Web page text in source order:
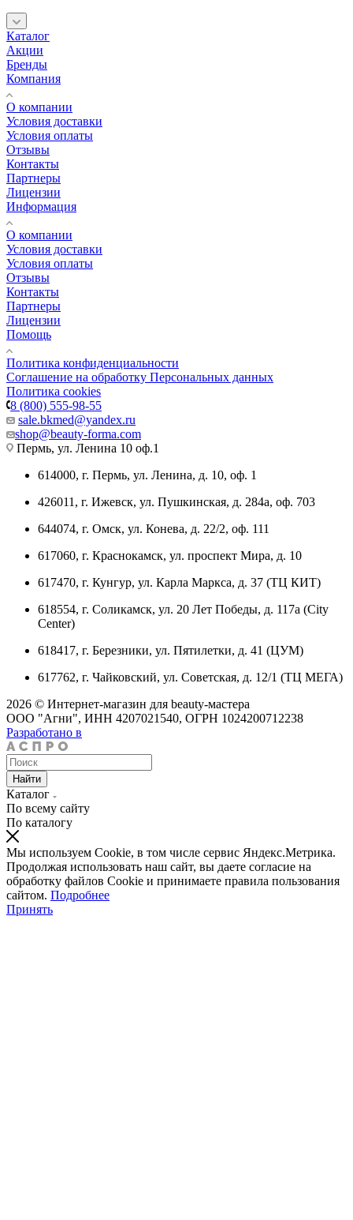
Каталог
Акции
Бренды
Компания
О компании
Условия доставки
Условия оплаты
Отзывы
Контакты
Партнеры
Лицензии
Информация
О компании
Условия доставки
Условия оплаты
Отзывы
Контакты
Партнеры
Лицензии
Помощь
Политика конфиденциальности
Соглашение на обработку Персональных данных
Политика cookies
8 (800) 555-98-55
sale.bkmed@yandex.ru
shop@beauty-forma.com
Пермь, ул. Ленина 10 оф.1
614000, г. Пермь, ул. Ленина, д. 10, оф. 1
426011, г. Ижевск, ул. Пушкинская, д. 284а, оф. 703
644074, г. Омск, ул. Конева, д. 22/2, оф. 111
617060, г. Краснокамск, ул. проспект Мира, д. 10
617470, г. Кунгур, ул. Карла Маркса, д. 37 (ТЦ КИТ)
618554, г. Соликамск, ул. 20 Лет Победы, д. 117а (City
Center)
618417, г. Березники, ул. Пятилетки, д. 41 (ЦУМ)
617762, г. Чайковский, ул. Советская, д. 12/1 (ТЦ МЕГА)
2026 © Интернет-магазин для beauty-мастера
ООО "Агни", ИНН 4207021540, ОГРН 1024200712238
Разработано в
Найти
Каталог
По всему сайту
По каталогу
Мы используем Cookie, в том числе сервис Яндекс.Метрика.
Продолжая использовать наш сайт, вы даете согласие на
обработку файлов Cookie и принимаете правила пользования
сайтом. Подробнее
Принять